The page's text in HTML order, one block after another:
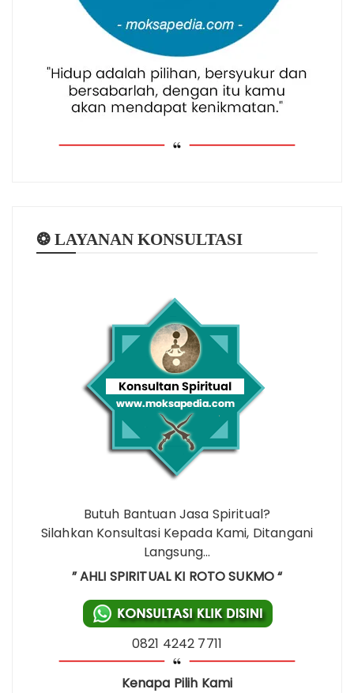
❂ LAYANAN KONSULTASI
Butuh Bantuan Jasa Spiritual?
Silahkan Konsultasi Kepada Kami, Ditangani
Langsung…
” AHLI SPIRITUAL KI ROTO SUKMO “
0821 4242 7711
Kenapa Pilih Kami